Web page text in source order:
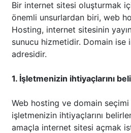
Bir internet sitesi oluşturmak
önemli unsurlardan biri, web
Hosting, internet sitesinin
sunucu hizmetidir. Domain ise
adresidir.
1. İşletmenizin ihtiyaçlarını
Web hosting ve domain
işletmenizin ihtiyaçlarını
amaçla internet sitesi açmak